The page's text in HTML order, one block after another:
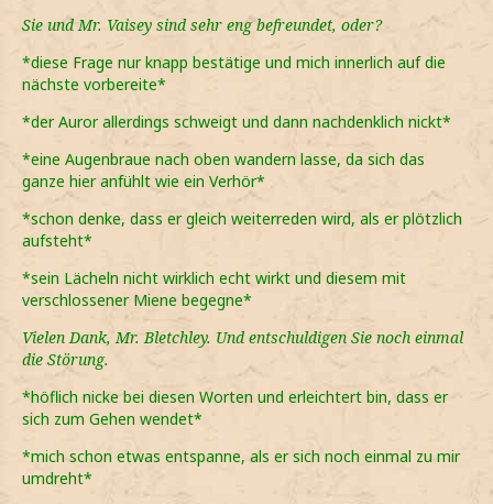
Sie und Mr. Vaisey sind sehr eng befreundet, oder?
*diese Frage nur knapp bestätige und mich innerlich auf die
nächste vorbereite*
*der Auror allerdings schweigt und dann nachdenklich nickt*
*eine Augenbraue nach oben wandern lasse, da sich das
ganze hier anfühlt wie ein Verhör*
*schon denke, dass er gleich weiterreden wird, als er plötzlich
aufsteht*
*sein Lächeln nicht wirklich echt wirkt und diesem mit
verschlossener Miene begegne*
Vielen Dank, Mr. Bletchley. Und entschuldigen Sie noch einmal
die Störung.
*höflich nicke bei diesen Worten und erleichtert bin, dass er
sich zum Gehen wendet*
*mich schon etwas entspanne, als er sich noch einmal zu mir
umdreht*